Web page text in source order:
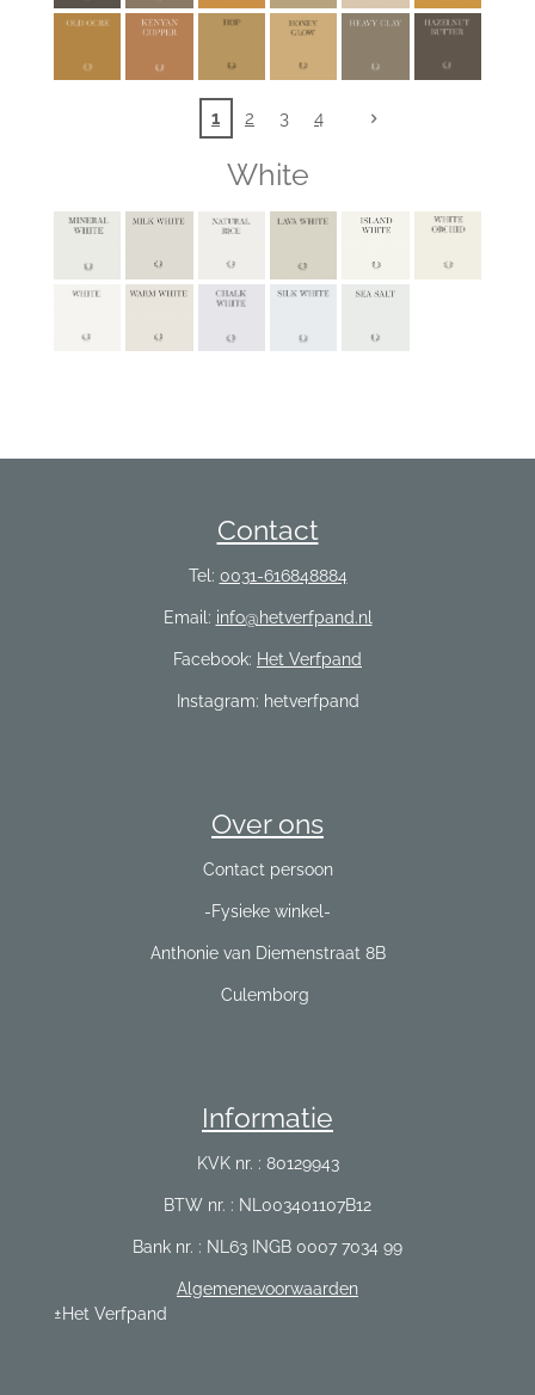
1 2 3 4
White
Contact
Tel: 0031-616848884
Email: info@hetverfpand.nl
Facebook: Het Verfpand
Instagram: hetverfpand
Over ons
Contact persoon
-Fysieke winkel-
Anthonie van Diemenstraat 8B
Culemborg
Informatie
KVK nr. : 80129943
BTW nr. : NL003401107B12
Bank nr. : NL63 INGB 0007 7034 99
Algemenevoorwaarden
±Het Verfpand